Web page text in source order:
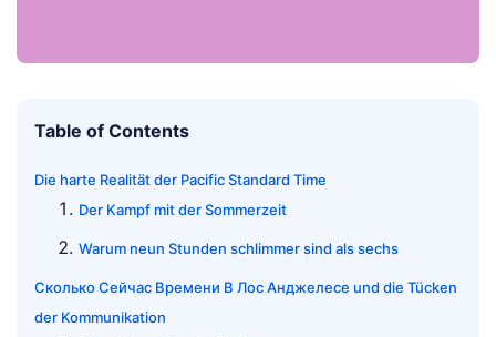
Table of Contents
Die harte Realität der Pacific Standard Time
Der Kampf mit der Sommerzeit
Warum neun Stunden schlimmer sind als sechs
Сколько Сейчас Времени В Лос Анджелесе und die Tücken
der Kommunikation